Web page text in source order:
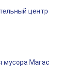
центр
мусора Магас